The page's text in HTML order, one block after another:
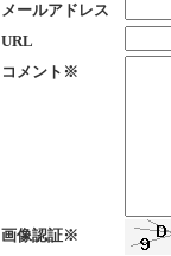
メールアドレス
URL
コメント※
画像認証※